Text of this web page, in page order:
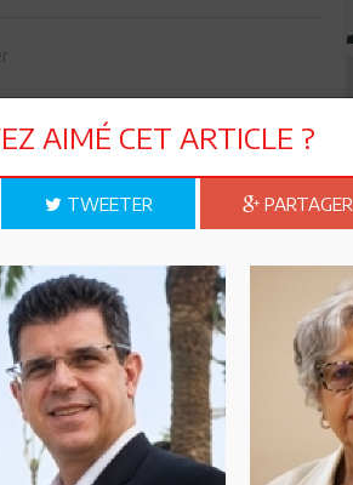
VOS AMIS !
ABONNEZ-VOUS
Commentaires
Commenter
AIMÉ CET ARTICLE ?
TWEETER PARTAGER